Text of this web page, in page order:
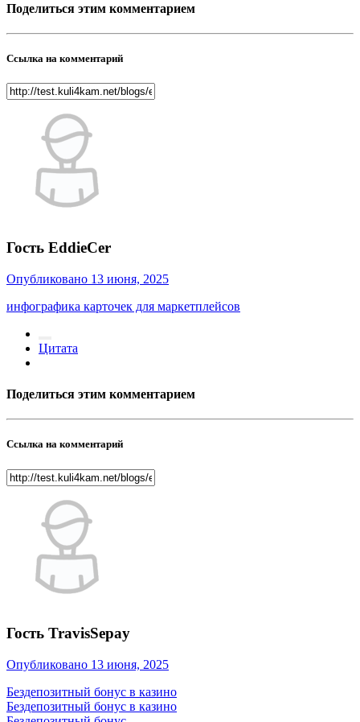
Поделиться этим комментарием
Ссылка на комментарий
Гость EddieCer
Опубликовано 13 июня, 2025
инфографика карточек для маркетплейсов
Цитата
Поделиться этим комментарием
Ссылка на комментарий
Гость TravisSepay
Опубликовано 13 июня, 2025
Бездепозитный бонус в казино
Бездепозитный бонус в казино